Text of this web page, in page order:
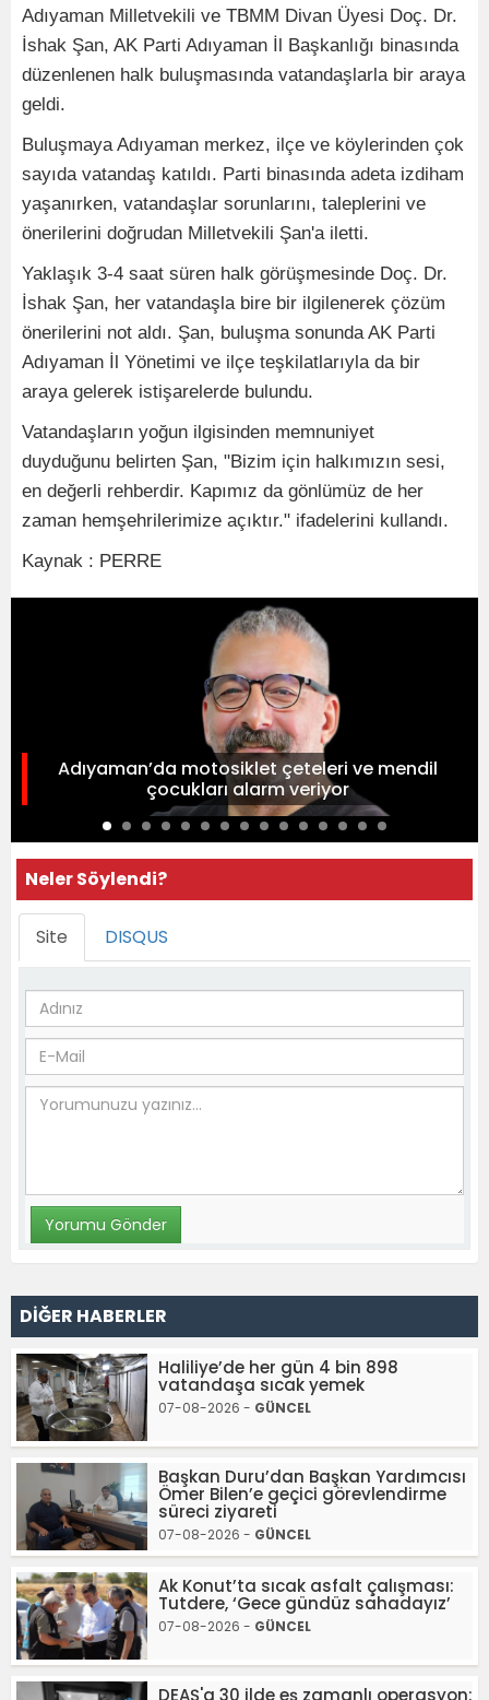
Adıyaman Milletvekili ve TBMM Divan Üyesi Doç. Dr.
İshak Şan, AK Parti Adıyaman İl Başkanlığı binasında
düzenlenen halk buluşmasında vatandaşlarla bir araya
geldi.
Buluşmaya Adıyaman merkez, ilçe ve köylerinden çok
sayıda vatandaş katıldı. Parti binasında adeta izdiham
yaşanırken, vatandaşlar sorunlarını, taleplerini ve
önerilerini doğrudan Milletvekili Şan'a iletti.
Yaklaşık 3-4 saat süren halk görüşmesinde Doç. Dr.
İshak Şan, her vatandaşla bire bir ilgilenerek çözüm
önerilerini not aldı. Şan, buluşma sonunda AK Parti
Adıyaman İl Yönetimi ve ilçe teşkilatlarıyla da bir
araya gelerek istişarelerde bulundu.
Vatandaşların yoğun ilgisinden memnuniyet
duyduğunu belirten Şan, "Bizim için halkımızın sesi,
en değerli rehberdir. Kapımız da gönlümüz de her
zaman hemşehrilerimize açıktır." ifadelerini kullandı.
Kaynak : PERRE
Adıyaman’da motosiklet çeteleri ve mendil
çocukları alarm veriyor
Neler Söylendi?
Site DISQUS
DİĞER HABERLER
Haliliye’de her gün 4 bin 898
vatandaşa sıcak yemek
07-08-2026 - GÜNCEL
Başkan Duru’dan Başkan Yardımcısı
Ömer Bilen’e geçici görevlendirme
süreci ziyareti
07-08-2026 - GÜNCEL
Ak Konut’ta sıcak asfalt çalışması:
Tutdere, ‘Gece gündüz sahadayız’
07-08-2026 - GÜNCEL
DEAŞ'a 30 ilde eş zamanlı operasyon: